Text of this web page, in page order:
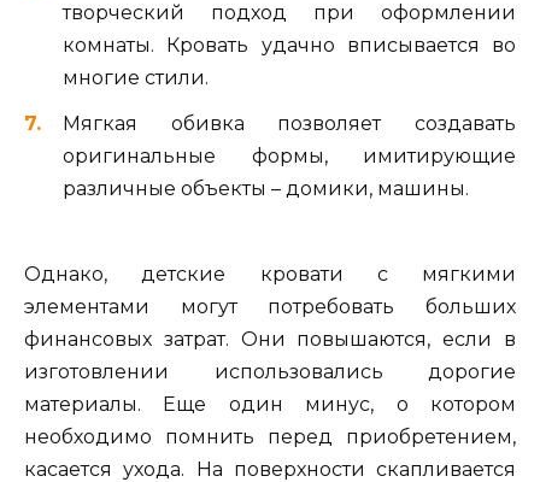
творческий подход при оформлении
комнаты. Кровать удачно вписывается во
многие стили.
Мягкая обивка позволяет создавать
оригинальные формы, имитирующие
различные объекты – домики, машины.
Однако, детские кровати с мягкими
элементами могут потребовать больших
финансовых затрат. Они повышаются, если в
изготовлении использовались дорогие
материалы. Еще один минус, о котором
необходимо помнить перед приобретением,
касается ухода. На поверхности скапливается